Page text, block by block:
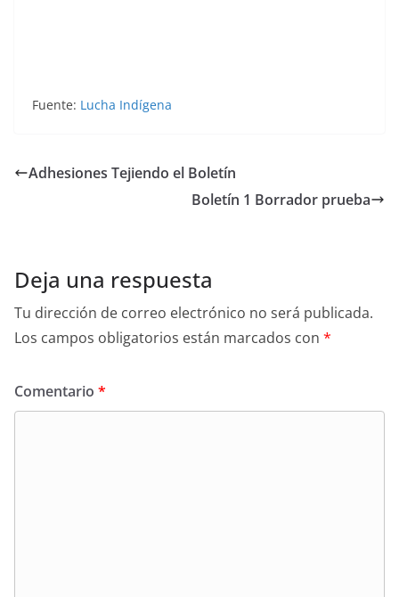
Fuente: Lucha Indígena
Adhesiones Tejiendo el Boletín
Boletín 1 Borrador prueba
Deja una respuesta
Tu dirección de correo electrónico no será publicada.
Los campos obligatorios están marcados con *
Comentario *